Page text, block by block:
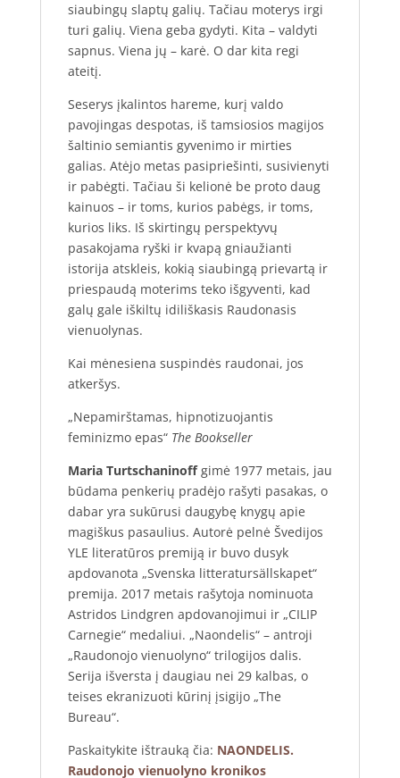
siaubingų slaptų galių. Tačiau moterys irgi
turi galių. Viena geba gydyti. Kita – valdyti
sapnus. Viena jų – karė. O dar kita regi
ateitį.
Seserys įkalintos hareme, kurį valdo
pavojingas despotas, iš tamsiosios magijos
šaltinio semiantis gyvenimo ir mirties
galias. Atėjo metas pasipriešinti, susivienyti
ir pabėgti. Tačiau ši kelionė be proto daug
kainuos – ir toms, kurios pabėgs, ir toms,
kurios liks. Iš skirtingų perspektyvų
pasakojama ryški ir kvapą gniaužianti
istorija atskleis, kokią siaubingą prievartą ir
priespaudą moterims teko išgyventi, kad
galų gale iškiltų idiliškasis Raudonasis
vienuolynas.
Kai mėnesiena suspindės raudonai, jos
atkeršys.
„Nepamirštamas, hipnotizuojantis
feminizmo epas“ The Bookseller
Maria Turtschaninoffgimė 1977 metais, jau
būdama penkerių pradėjo rašyti pasakas, o
dabar yra sukūrusi daugybę knygų apie
magiškus pasaulius. Autorė pelnė Švedijos
YLE literatūros premiją ir buvo dusyk
apdovanota „Svenska litteratursällskapet“
premija. 2017 metais rašytoja nominuota
Astridos Lindgren apdovanojimui ir „CILIP
Carnegie“ medaliui. „Naondelis“ – antroji
„Raudonojo vienuolyno“ trilogijos dalis.
Serija išversta į daugiau nei 29 kalbas, o
teises ekranizuoti kūrinį įsigijo „The
Bureau“.
Paskaitykite ištrauką čia: NAONDELIS.
Raudonojo vienuolyno kronikos